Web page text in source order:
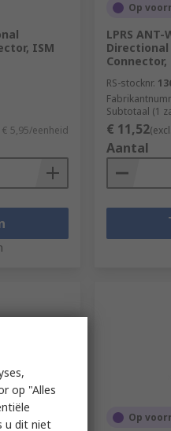
ISM
€ 5,95/eenheid
Op
LPRS
Connector,
RS-stocknr.
Subtotaal (1
€ 11,52
Aantal
Op
op "Alles
u dit niet